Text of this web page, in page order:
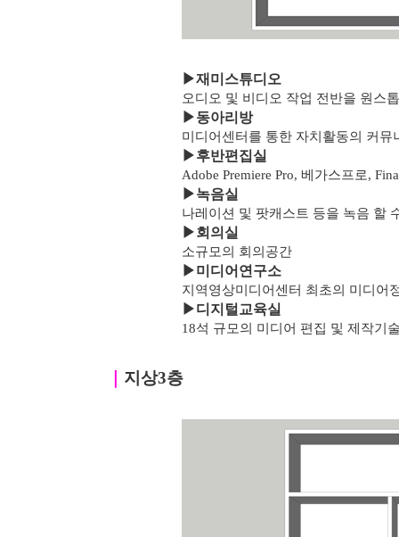
▶재미스튜디오
오디오 및 비디오 작업 전반을 원스
▶동아리방
미디어센터를 통한 자치활동의 커뮤
▶후반편집실
Adobe Premiere Pro, 베가스프로,
▶녹음실
나레이션 및 팟캐스트 등을 녹음 할
▶회의실
소규모의 회의공간
▶미디어연구소
지역영상미디어센터 최초의 미디어
▶디지털교육실
18석 규모의 미디어 편집 및 제작기
지상3층